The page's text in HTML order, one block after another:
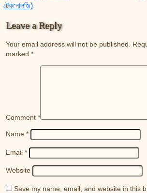
টেকনোলজি)
Leave a Reply
Your email address will not be published.
marked*
Comment*
Name*
Email*
Website
Save my name, email, and website in this